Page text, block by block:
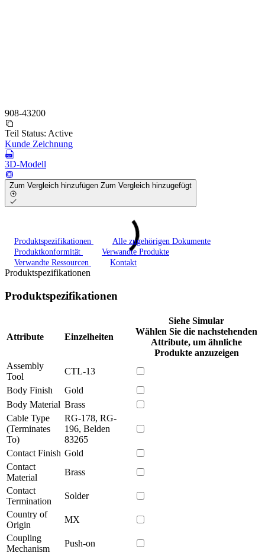
908-43200
Teil Status: Active
Kunde Zeichnung
3D-Modell
Zum Vergleich hinzufügen Zum Vergleich hinzugefügt
Produktspezifikationen
Alle zugehörigen Dokumente
Produktkonformität
Verwandte Produkte
Verwandte Ressourcen
Kontakt
Produktspezifikationen
Produktspezifikationen
Attribute Einzelheiten
Siehe Simular
Wählen Sie die nachstehenden
Attribute, um ähnliche
Produkte anzuzeigen
Assembly
Tool
CTL-13
Body Finish
Gold
Body Material Brass
Cable Type
(Terminates
To)
RG-178, RG-
196, Belden
83265
Contact Finish Gold
Contact
Material
Brass
Contact
Termination
Solder
Country of
Origin
MX
Coupling
Mechanism
Push-on